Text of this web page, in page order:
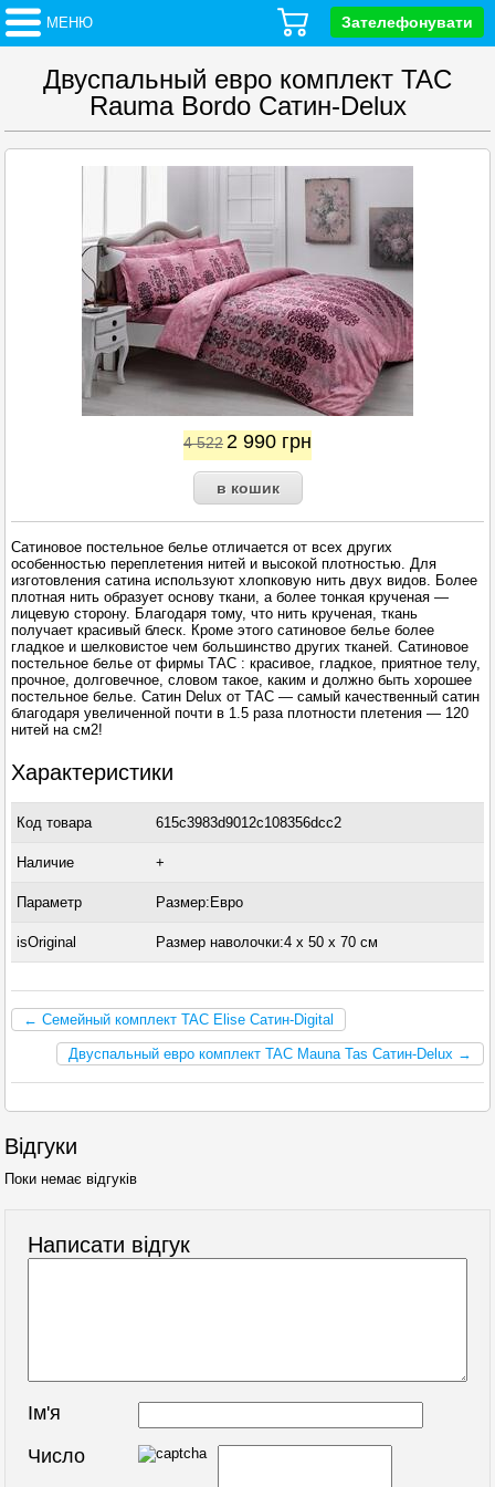
МЕНЮ Зателефонувати
Двуспальный евро комплект TAC
Rauma Bordo Сатин-Delux
4 5222 990 грн
Сатиновое постельное белье отличается от всех других
особенностью переплетения нитей и высокой плотностью. Для
изготовления сатина используют хлопковую нить двух видов. Более
плотная нить образует основу ткани, а более тонкая крученая —
лицевую сторону. Благодаря тому, что нить крученая, ткань
получает красивый блеск. Кроме этого сатиновое белье более
гладкое и шелковистое чем большинство других тканей. Сатиновое
постельное белье от фирмы ТАС : красивое, гладкое, приятное телу,
прочное, долговечное, словом такое, каким и должно быть хорошее
постельное белье. Сатин Delux от ТАС — самый качественный сатин
благодаря увеличенной почти в 1.5 раза плотности плетения — 120
нитей на см2!
Характеристики
Код товара 615c3983d9012c108356dcc2
Наличие +
Параметр Размер:Евро
isOriginal Размер наволочки:4 x 50 х 70 см
← Семейный комплект TAC Elise Сатин-Digital
Двуспальный евро комплект TAC Mauna Tas Сатин-Delux →
Відгуки
Поки немає відгуків
Написати відгук
Ім'я
Число